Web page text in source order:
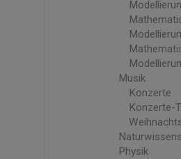
Musik
Konzerte
Konzerte-
Physik